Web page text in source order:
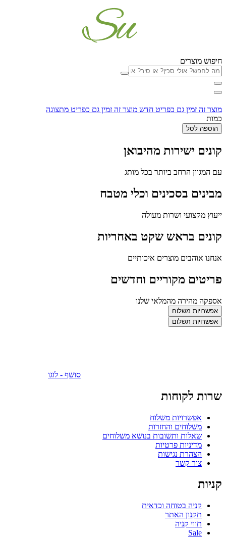
חיפוש מוצרים
מוצר זה זמין גם כפריט חדש מוצר זה זמין גם כפריט מתצוגה
כמות
הוספה לסל
קונים ישירות מהיבואן
עם המגוון הרחב ביותר בכל מותג
מבינים בסכינים וכלי מטבח
ייעוץ מקצועי ושרות מעולה
קונים בראש שקט באחריות
אנחנו אוהבים מוצרים איכותיים
פריטים מקוריים וחדשים
אספקה מהירה מהמלאי שלנו
אפשרויות משלוח
אפשרויות תשלום
סושף - לוגו
שרות לקוחות
אפשרויות משלוח
משלוחים והחזרות
שאלות ותשובות בנושא משלוחים
מדיניות פרטיות
הצהרת נגישות
צור קשר
קניות
קניה בטוחה וכדאית
תקנון האתר
תווי קניה
Sale